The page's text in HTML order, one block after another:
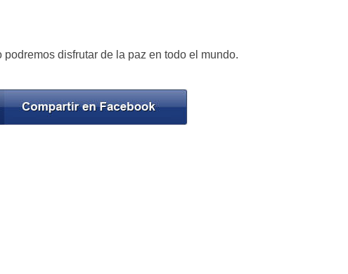
disfrutar de la paz en todo el mundo.